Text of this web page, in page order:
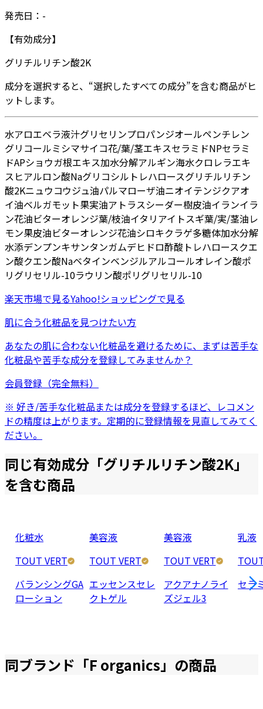
発売日： -
【有効成分】
グリチルリチン酸2K
成分を選択すると、“選択したすべての成分”を含む商品がヒ
ットします。
水アロエベラ液汁グリセリンプロパンジオールペンチレン
グリコールミシマサイコ花/葉/茎エキスセラミドNPセラミ
ドAPショウガ根エキス加水分解アルギン海水クロレラエキ
スヒアルロン酸Naグリコシルトレハロースグリチルリチン
酸2Kニュウコウジュ油パルマローザ油ニオイテンジクアオ
イ油ベルガモット果実油アトラスシーダー樹皮油イランイラ
ン花油ビターオレンジ葉/枝油イタリアイトスギ葉/実/茎油レ
モン果皮油ビターオレンジ花油シロキクラゲ多糖体加水分解
水添デンプンキサンタンガムデヒドロ酢酸 トレハロースクエ
ン酸クエン酸Naベタインベンジルアルコールオレイン酸ポ
リグリセリル-10ラウリン酸ポリグリセリル-10
楽天市場で見るYahoo!ショッピングで見る
肌に合う化粧品を見つけたい方
あなたの肌に合わない化粧品を避けるために、まずは苦手な
化粧品や苦手な成分を登録してみませんか？
会員登録（完全無料）
※ 好き/苦手な化粧品または成分を登録するほど、レコメン
ドの精度は上がります。定期的に登録情報を見直してみてく
ださい。
同じ有効成分「グリチルリチン酸2K」
を含む商品
化粧水
TOUT VERT
バランシングGA
ローション
美容液
TOUT VERT
エッセンスセレ
クトゲル
美容液
TOUT VERT
アクアナノライ
ズジェル3
乳液
セラ
同ブランド「F organics」の商品